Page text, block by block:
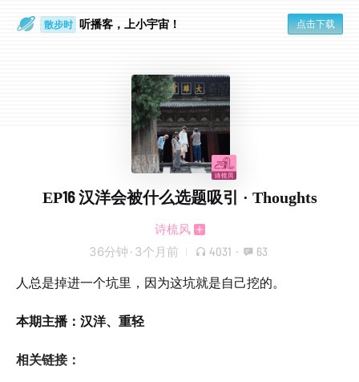
散步时 听播客，上小宇宙！ 点击下载
EP16 汉洋会被什么选题吸引 · Thoughts
诗梳风
36分钟 · 3个月前 4031 · 63
人总是掉进一个坑里，因为这坑就是自己挖的。
本期主播：汉洋、重轻
相关链接：